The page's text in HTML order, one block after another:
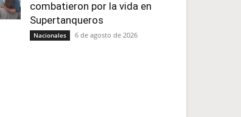
combatieron por la vida en
Supertanqueros
Nacionales 6 de agosto de 2026